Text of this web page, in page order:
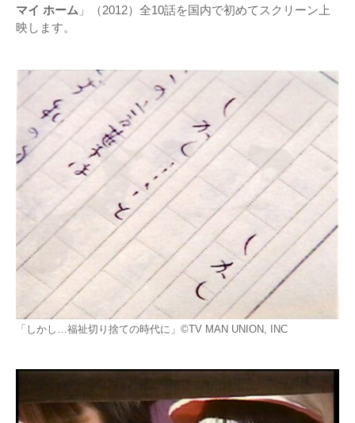
マイ ホーム 」（2012）全10話を国内で初めてスクリーン上
映します。
「しかし…福祉切り捨ての時代に」©TV MAN UNION, INC